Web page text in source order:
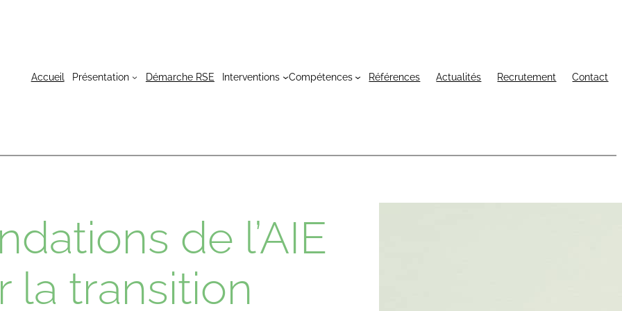
Accueil Présentation Démarche RSE Interventions Compétences Références Actualités Recrutement Contact
de l’AIE
la transition